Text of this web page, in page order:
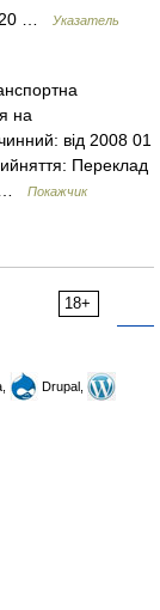
…
Указатель
на
від 2008 01
Переклад
…
Покажчик
18+
Drupal,